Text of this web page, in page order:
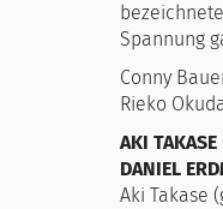
Spannung
Conny
Rieko
AKI TAKASE
DANIEL
Aki Takase